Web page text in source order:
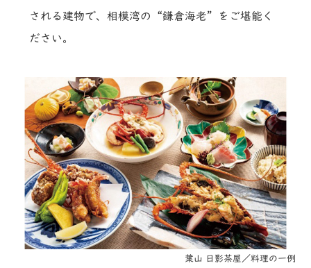
される建物で、相模湾の“鎌倉海老”をご堪能く
ださい。
葉山 日影茶屋／料理の一例